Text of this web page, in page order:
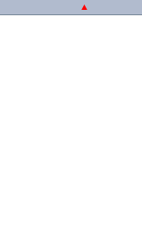
▲